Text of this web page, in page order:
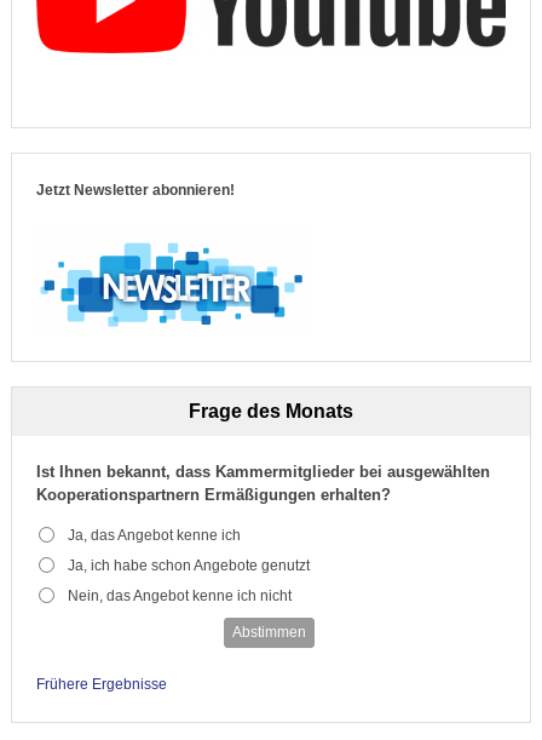
Jetzt Newsletter abonnieren!
Frage des Monats
Ist Ihnen bekannt, dass Kammermitglieder bei ausgewählten
Kooperationspartnern Ermäßigungen erhalten?
Ja, das Angebot kenne ich
Ja, ich habe schon Angebote genutzt
Nein, das Angebot kenne ich nicht
Abstimmen
Frühere Ergebnisse